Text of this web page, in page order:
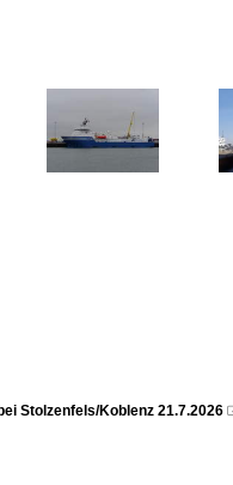
Stolzenfels/Koblenz 21.7.2026